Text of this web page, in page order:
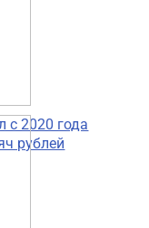
с 2020 года
рублей